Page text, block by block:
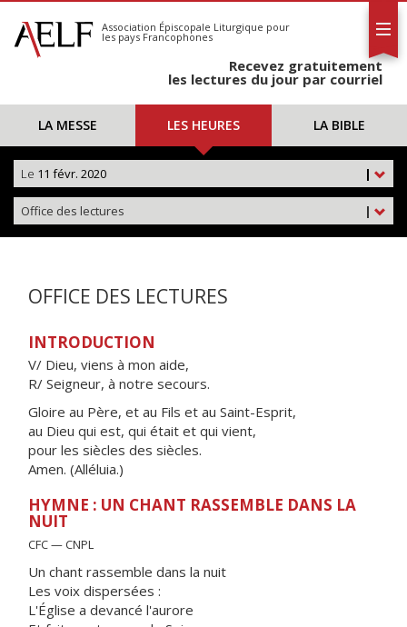
S'abonner
Calendrier
Association Épiscopale Liturgique pour
les pays Francophones
Recevez gratuitement
les lectures du jour par courriel
LA MESSE LES HEURES LA BIBLE
|
Le 11 févr. 2020
|
Office des lectures
OFFICE DES LECTURES
INTRODUCTION
V/ Dieu, viens à mon aide,
R/ Seigneur, à notre secours.
Gloire au Père, et au Fils et au Saint-Esprit,
au Dieu qui est, qui était et qui vient,
pour les siècles des siècles.
Amen. (Alléluia.)
HYMNE : UN CHANT RASSEMBLE DANS LA
NUIT
CFC — CNPL
Un chant rassemble dans la nuit
Les voix dispersées :
L'Église a devancé l'aurore